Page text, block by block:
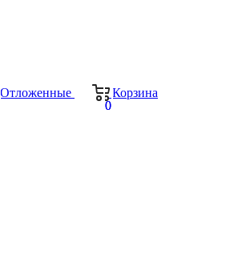
Отложенные
Корзина
0
0